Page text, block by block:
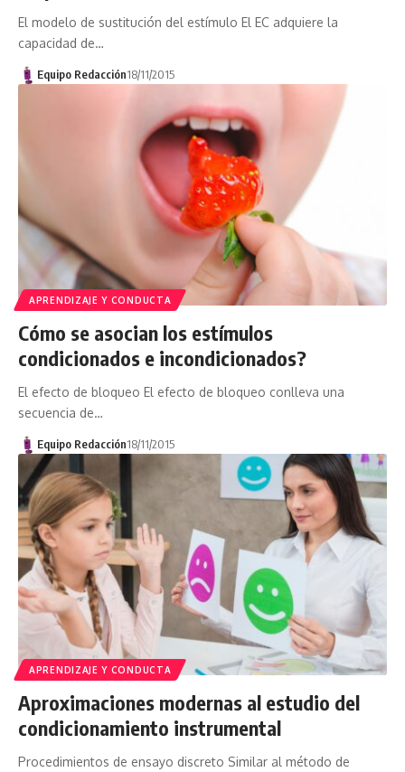
El modelo de sustitución del estímulo El EC adquiere la
capacidad de…
Equipo Redacción18/11/2015
APRENDIZAJE Y CONDUCTA
Cómo se asocian los estímulos
condicionados e incondicionados?
El efecto de bloqueo El efecto de bloqueo conlleva una
secuencia de…
Equipo Redacción18/11/2015
APRENDIZAJE Y CONDUCTA
Aproximaciones modernas al estudio del
condicionamiento instrumental
Procedimientos de ensayo discreto Similar al método de